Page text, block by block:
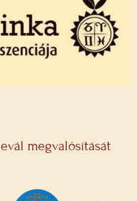
megvalósítását